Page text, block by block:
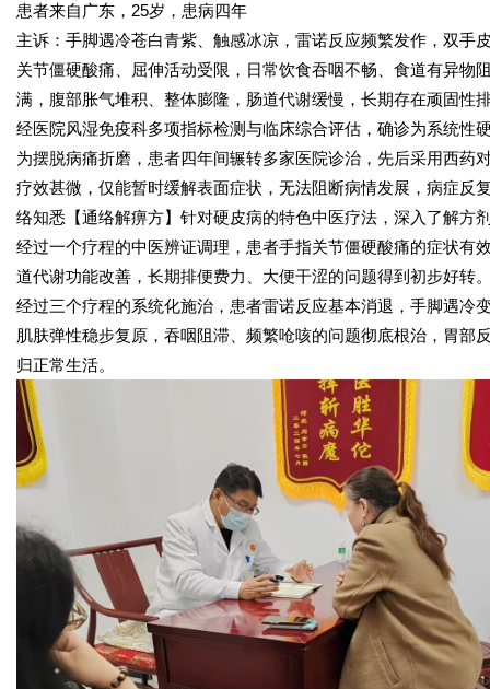
患者来自广东，25岁，患病四年
主诉：手脚遇冷苍白青紫、触感冰凉，雷诺反应频繁发作，双
关节僵硬酸痛、屈伸活动受限，日常饮食吞咽不畅、食道有异
满，腹部胀气堆积、整体膨隆，肠道代谢缓慢，长期存在顽固性
经医院风湿免疫科多项指标检测与临床综合评估，确诊为系统性
为摆脱病痛折磨，患者四年间辗转多家医院诊治，先后采用西
疗效甚微，仅能暂时缓解表面症状，无法阻断病情发展，病症反
络知悉【通络解痹方】针对硬皮病的特色中医疗法，深入了解方
经过一个疗程的中医辨证调理，患者手指关节僵硬酸痛的症状有
道代谢功能改善，长期排便费力、大便干涩的问题得到初步好转
经过三个疗程的系统化施治，患者雷诺反应基本消退，手脚遇冷
肌肤弹性稳步复原，吞咽阻滞、频繁呛咳的问题彻底根治，胃
归正常生活。